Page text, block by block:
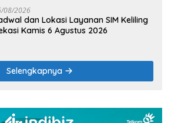
08/2026
dan Lokasi Layanan SIM Keliling
Kamis 6 Agustus 2026
Selengkapnya